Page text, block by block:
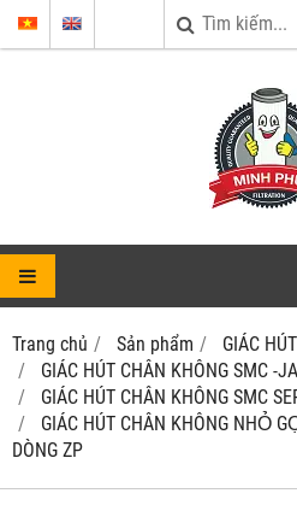
Trang chủ Sản phẩm
GIÁC
GIÁC HÚT CHÂN KHÔNG SMC -
GIÁC HÚT CHÂN KHÔNG SMC
GIÁC HÚT CHÂN KHÔNG NHỎ
DÒNG ZP